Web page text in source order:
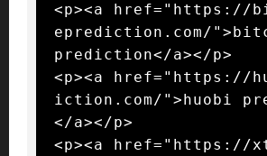
<p><a href="https://
eprediction.com/
prediction</a></p>
<p><a href="https://
iction.com/">huobi
</a></p>
<p><a href="https://